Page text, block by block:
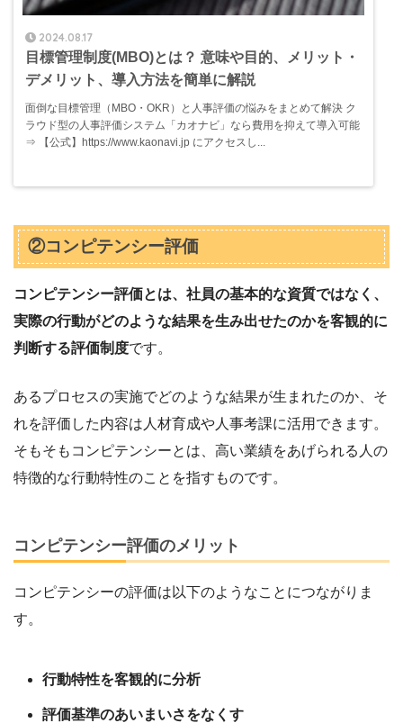
2024.08.17
目標管理制度(MBO)とは？ 意味や目的、メリット・
デメリット、導入方法を簡単に解説
面倒な目標管理（MBO・OKR）と人事評価の悩みをまとめて解決 ク
ラウド型の人事評価システム「カオナビ」なら費用を抑えて導入可能
⇒ 【公式】https://www.kaonavi.jp にアクセスし...
②コンピテンシー評価
コンピテンシー評価とは、社員の基本的な資質ではなく、
実際の行動がどのような結果を生み出せたのかを客観的に
判断する評価制度です。
あるプロセスの実施でどのような結果が生まれたのか、そ
れを評価した内容は人材育成や人事考課に活用できます。
そもそもコンピテンシーとは、高い業績をあげられる人の
特徴的な行動特性のことを指すものです。
コンピテンシー評価のメリット
コンピテンシーの評価は以下のようなことにつながりま
す。
行動特性を客観的に分析
評価基準のあいまいさをなくす